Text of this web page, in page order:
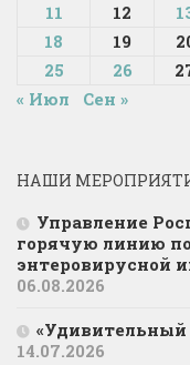
11
12
18
19
25
26
« Июл
Сен »
НАШИ
Управление
горячую линию
энтеровирусной
06.08.2026
«Удивительный
14.07.2026